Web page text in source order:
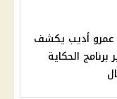
عمرو أديب يكشف
الحكاية